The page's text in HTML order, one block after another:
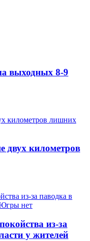
выходных 8-9
двух километров
из-за
у жителей